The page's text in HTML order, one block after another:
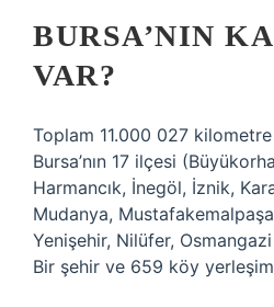
BURSA’NIN
VAR?
Toplam 11.000 027
Bursa’nın 17 ilçesi
Harmancık, İnegöl, İznik,
Mudanya,
Yenişehir, Nilüfer,
Bir şehir ve 659 köy